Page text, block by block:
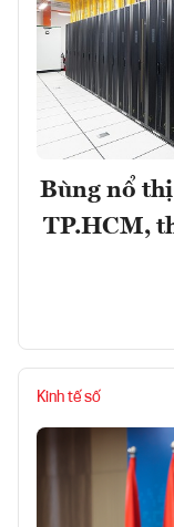
Bùng nổ
TP.HCM,
Kinh tế số